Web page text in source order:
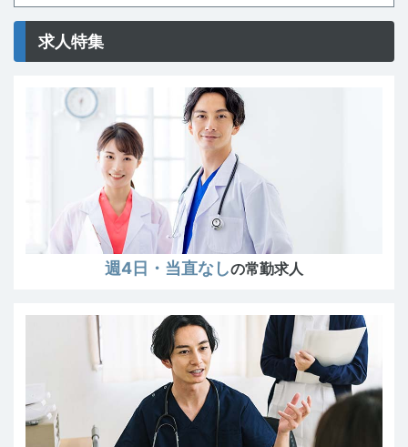
産業医業務
オンライン診療
その他
糖尿病専門医
外科専門医
整形外科専門医
形成外科専門医
脳神経外科専門医
脳卒中専門医
呼吸器外科専門医
消化器外科専門医
心臓血管外科専門医
求人特集
クリニック勤務 の常勤求人